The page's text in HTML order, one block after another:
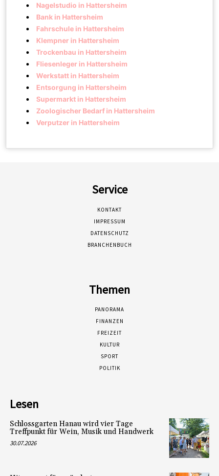
Nagelstudio in Hattersheim
Bank in Hattersheim
Fahrschule in Hattersheim
Klempner in Hattersheim
Trockenbau in Hattersheim
Fliesenleger in Hattersheim
Werkstatt in Hattersheim
Entsorgung in Hattersheim
Supermarkt in Hattersheim
Zoologischer Bedarf in Hattersheim
Verputzer in Hattersheim
Service
KONTAKT
IMPRESSUM
DATENSCHUTZ
BRANCHENBUCH
Themen
PANORAMA
FINANZEN
FREIZEIT
KULTUR
SPORT
POLITIK
Lesen
Schlossgarten Hanau wird vier Tage
Treffpunkt für Wein, Musik und Handwerk
30.07.2026